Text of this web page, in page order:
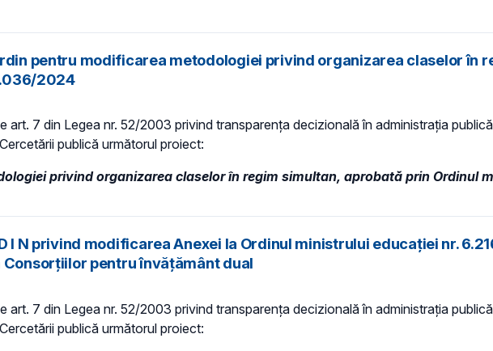
pentru modificarea metodologiei privind organizarea claselor în
2024
art. 7 din Legea nr. 52/2003 privind transparenţa decizională în administraţia
publică următorul proiect:
privind organizarea claselor în regim simultan, aprobată prin Ordinul
I N privind modificarea Anexei la Ordinul ministrului educației nr.
pentru învățământ dual
art. 7 din Legea nr. 52/2003 privind transparenţa decizională în administraţia
publică următorul proiect: